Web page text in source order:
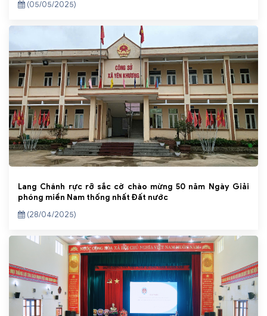
(05/05/2025)
Lang Chánh rực rỡ sắc cờ chào mừng 50 năm Ngày Giải
phóng miền Nam thống nhất Đất nước
(28/04/2025)